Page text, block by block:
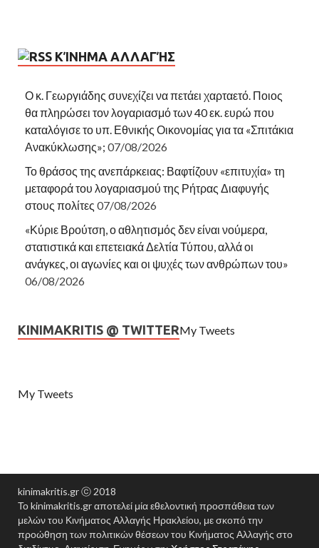
ΚΊΝΗΜΑ ΑΛΛΑΓΉΣ
Ο κ. Γεωργιάδης συνεχίζει να πετάει χαρταετό. Ποιος
θα πληρώσει τον λογαριασμό των 40 εκ. ευρώ που
καταλόγισε το υπ. Εθνικής Οικονομίας για τα «Σπιτάκια
Ανακύκλωσης»; 07/08/2026
Το θράσος της ανεπάρκειας: Βαφτίζουν «επιτυχία» τη
μεταφορά του λογαριασμού της Ρήτρας Διαφυγής
στους πολίτες 07/08/2026
«Κύριε Βρούτση, ο αθλητισμός δεν είναι νούμερα,
στατιστικά και επετειακά Δελτία Τύπου, αλλά οι
ανάγκες, οι αγωνίες και οι ψυχές των ανθρώπων του»
06/08/2026
KINIMAKRITIS @ TWITTERMy Tweets
My Tweets
kinimakritis.gr ⓒ 2018
Το kinimakritis.gr αποτελεί μία εθελοντική προσπάθεια των
μελών του Κινήματος Αλλαγής Ηρακλείου, με σκοπό την
προώθηση των πολιτικών θέσεων του Κινήματος Αλλαγής στο